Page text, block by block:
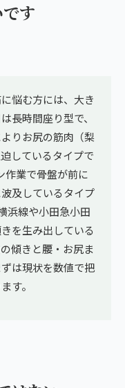
す
悩む方には、大き
長時間座り型で、
りお尻の筋肉（梨
しているタイプで
作業で骨盤が前に
及しているタイプ
浜線や小田急小田
を生み出している
傾きと腰・お尻ま
は現状を数値で把
す。